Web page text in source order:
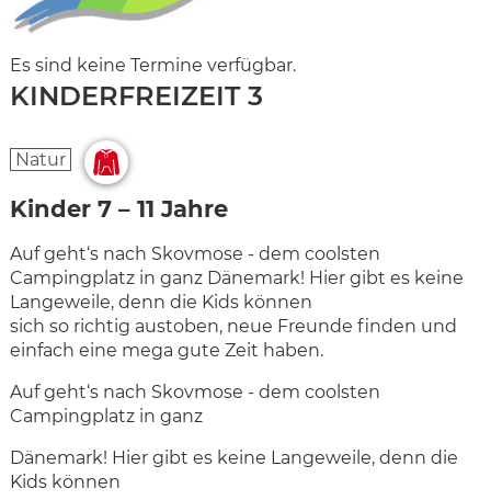
Es sind keine Termine verfügbar.
KINDERFREIZEIT 3
Natur
Kinder 7 – 11 Jahre
Auf geht‘s nach Skovmose - dem coolsten
Campingplatz in ganz Dänemark! Hier gibt es keine
Langeweile, denn die Kids können
sich so richtig austoben, neue Freunde finden und
einfach eine mega gute Zeit haben.
Auf geht‘s nach Skovmose - dem coolsten
Campingplatz in ganz
Dänemark! Hier gibt es keine Langeweile, denn die
Kids können